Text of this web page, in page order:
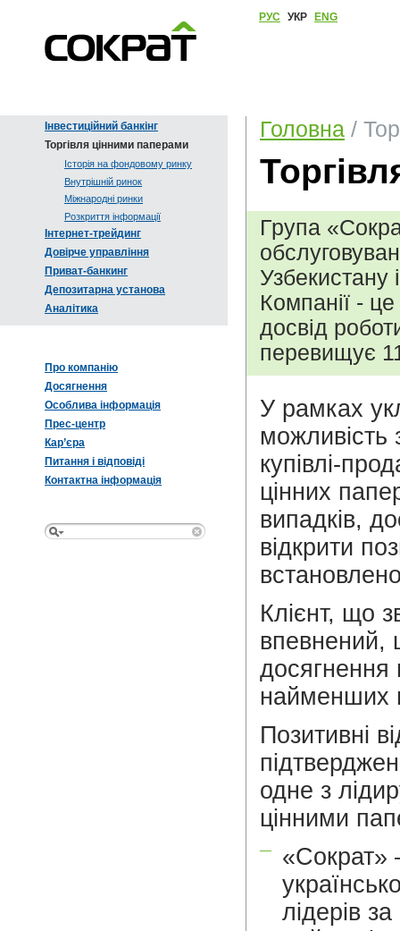
Інвестиційний банкінг
Торгівля цінними паперами
Історія на фондовому ринку
Внутрішній ринок
Міжнародні ринки
Розкриття інформації
Інтернет-трейдинг
Довірче управління
Приват-банкинг
Депозитарна установа
Аналітика
Про компанію
Досягнення
Особлива інформація
Прес-центр
Кар’єра
Питання і відповіді
Контактна інформація
РУС УКР ENG
Головна /
Група
Узбекистану
Компанії -
досвід
перевищує
У рамках
можливість
купівлі-
цінних
випадків,
відкрити
Клієнт, що
впевнений,
найменших
Позитивні
одне з
цінними
—
«Сократ»
лідерів